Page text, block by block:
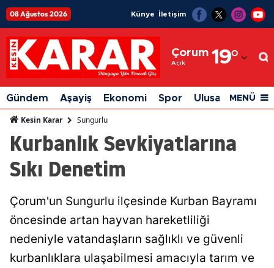
08 Ağustos 2026 Künye İletişim
Çorum
Açık 19°
Adıyaman
Afyonkarahisar
Ağrı
Amasya
Aydın
Balıkesir
Gündem Aşayiş Ekonomi Spor Ulusal Siyaset
MENÜ
Kesin Karar Sungurlu
Kurbanlık Sevkiyatlarına
Sıkı Denetim
Çorum'un Sungurlu ilçesinde Kurban Bayramı
öncesinde artan hayvan hareketliliği
nedeniyle vatandaşların sağlıklı ve güvenli
kurbanlıklara ulaşabilmesi amacıyla tarım ve